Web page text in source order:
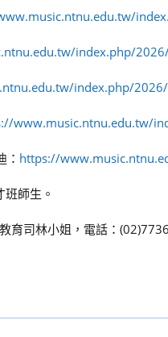
index.php/
index.php/
www.music.ntnu.edu.tw/
https://
師生。
育司林小姐，電話：